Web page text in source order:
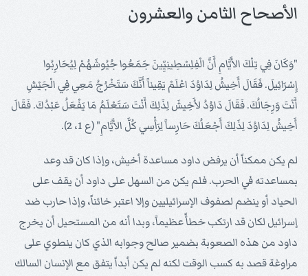
الأصحاح الثامن والعشرون
"وَكَانَ فِي تِلْكَ الأَيَّامِ أَنَّ الْفِلِسْطِينِيِّينَ جَمَعُوا جُيُوشَهُمْ لِيُحَارِبُوا
إِسْرَائِيلَ. فَقَالَ أَخِيشُ لِدَاوُدَ اعْلَمْ يَقِيناً أَنَّكَ سَتَخْرُجُ مَعِي فِي الْجَيْشِ
أَنْتَ وَرِجَالُكَ. فَقَالَ دَاوُدُ لأَخِيشَ لِذَلِكَ أَنْتَ سَتَعْلَمُ مَا يَفْعَلُ عَبْدُكَ. فَقَالَ
أَخِيشُ لِدَاوُدَ لِذَلِكَ أَجْعَلُكَ حَارِساً لِرَأْسِي كُلَّ الأَيَّامِ" (ع 1، 2).
لم يكن ممكناً أن يرفض داود مساعدة أخيش، وإذا كان قد وعد
بمساعدته في الحرب. فلم يكن من السهل على داود أن يقف على
الحياد أو ينضم لصفوف الإسرائيليين وإلا اعتبر خائناً، وإذا حارب ضد
إسرائيل لكان قد ارتكب خطأً عظيماً، وبدا أنه من المستحيل أن يخرج
داود من هذه الصعوبة بضمير صالح وجوابه الذي كان ينطوي على
مراوغة قصد به كسب الوقت لكنه لم يكن أبداً يتفق مع الإنسان السالك